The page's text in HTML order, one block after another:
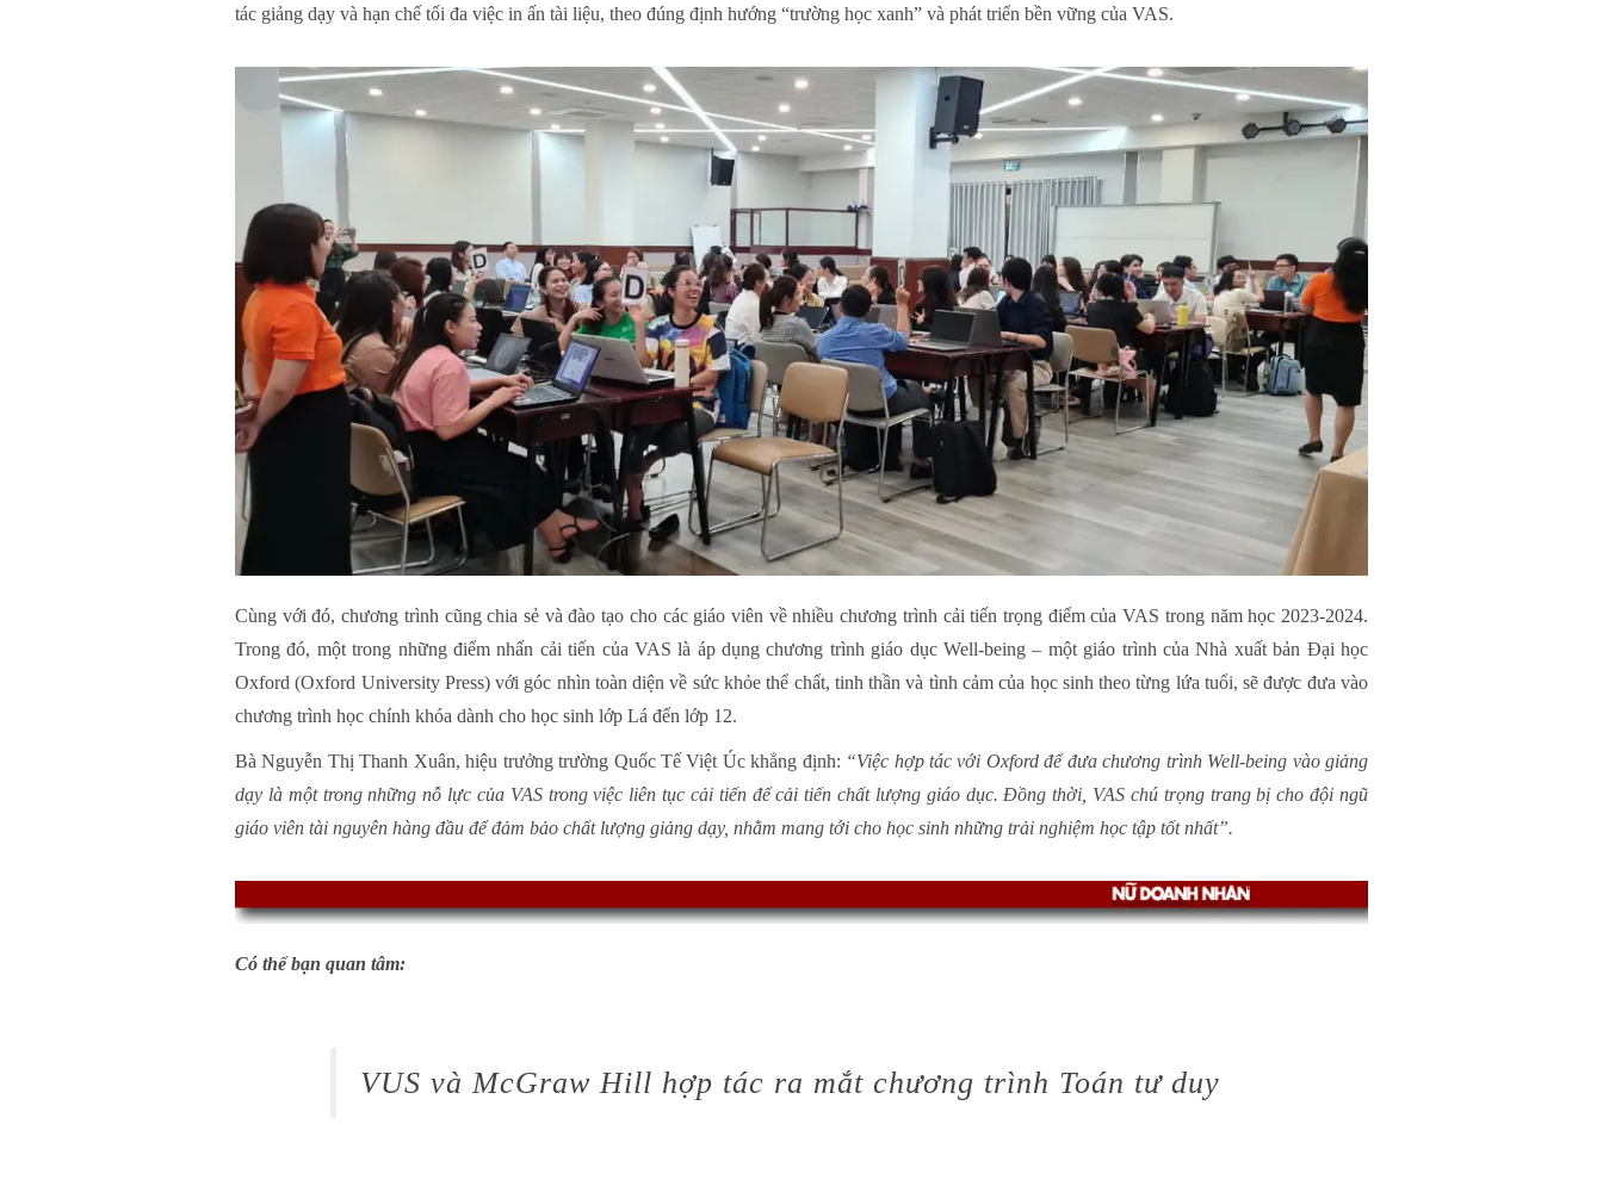
tác giảng dạy và hạn chế tối đa việc in ấn tài liệu, theo đúng định hướng “trường học xanh” và phát triển bền vững của VAS.
Cùng với đó, chương trình cũng chia sẻ và đào tạo cho các giáo viên về nhiều chương trình cải tiến trọng điểm của VAS trong năm học 2023-2024.
Trong đó, một trong những điểm nhấn cải tiến của VAS là áp dụng chương trình giáo dục Well-being – một giáo trình của Nhà xuất bản Đại học
Oxford (Oxford University Press) với góc nhìn toàn diện về sức khỏe thể chất, tinh thần và tình cảm của học sinh theo từng lứa tuổi, sẽ được đưa vào
chương trình học chính khóa dành cho học sinh lớp Lá đến lớp 12.
Bà Nguyễn Thị Thanh Xuân, hiệu trưởng trường Quốc Tế Việt Úc khẳng định: “Việc hợp tác với Oxford để đưa chương trình Well-being vào giảng
dạy là một trong những nỗ lực của VAS trong việc liên tục cải tiến để cải tiến chất lượng giáo dục. Đồng thời, VAS chú trọng trang bị cho đội ngũ
giáo viên tài nguyên hàng đầu để đảm bảo chất lượng giảng dạy, nhằm mang tới cho học sinh những trải nghiệm học tập tốt nhất”.
Có thể bạn quan tâm:
VUS và McGraw Hill hợp tác ra mắt chương trình Toán tư duy